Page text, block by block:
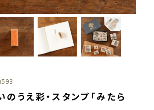
うえ彩・スタンプ「みたら